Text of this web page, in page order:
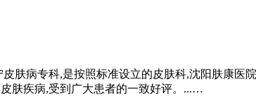
肤病专科,是按照标准设立的皮肤科,沈阳肤康医
肤疾病,受到广大患者的一致好评。...…